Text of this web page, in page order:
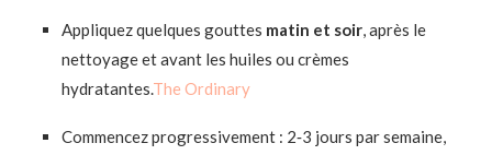
Appliquez quelques gouttes matin et soir, après le
nettoyage et avant les huiles ou crèmes
hydratantes.The Ordinary
Commencez progressivement : 2‑3 jours par semaine,